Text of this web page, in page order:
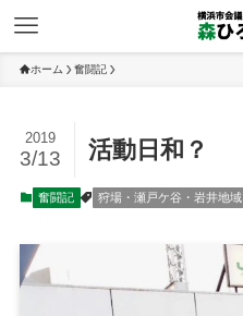
ホーム 奮闘記
活動日和？
2019
3/13
奮闘記 狩場・瀬戸ケ谷・岩井地域